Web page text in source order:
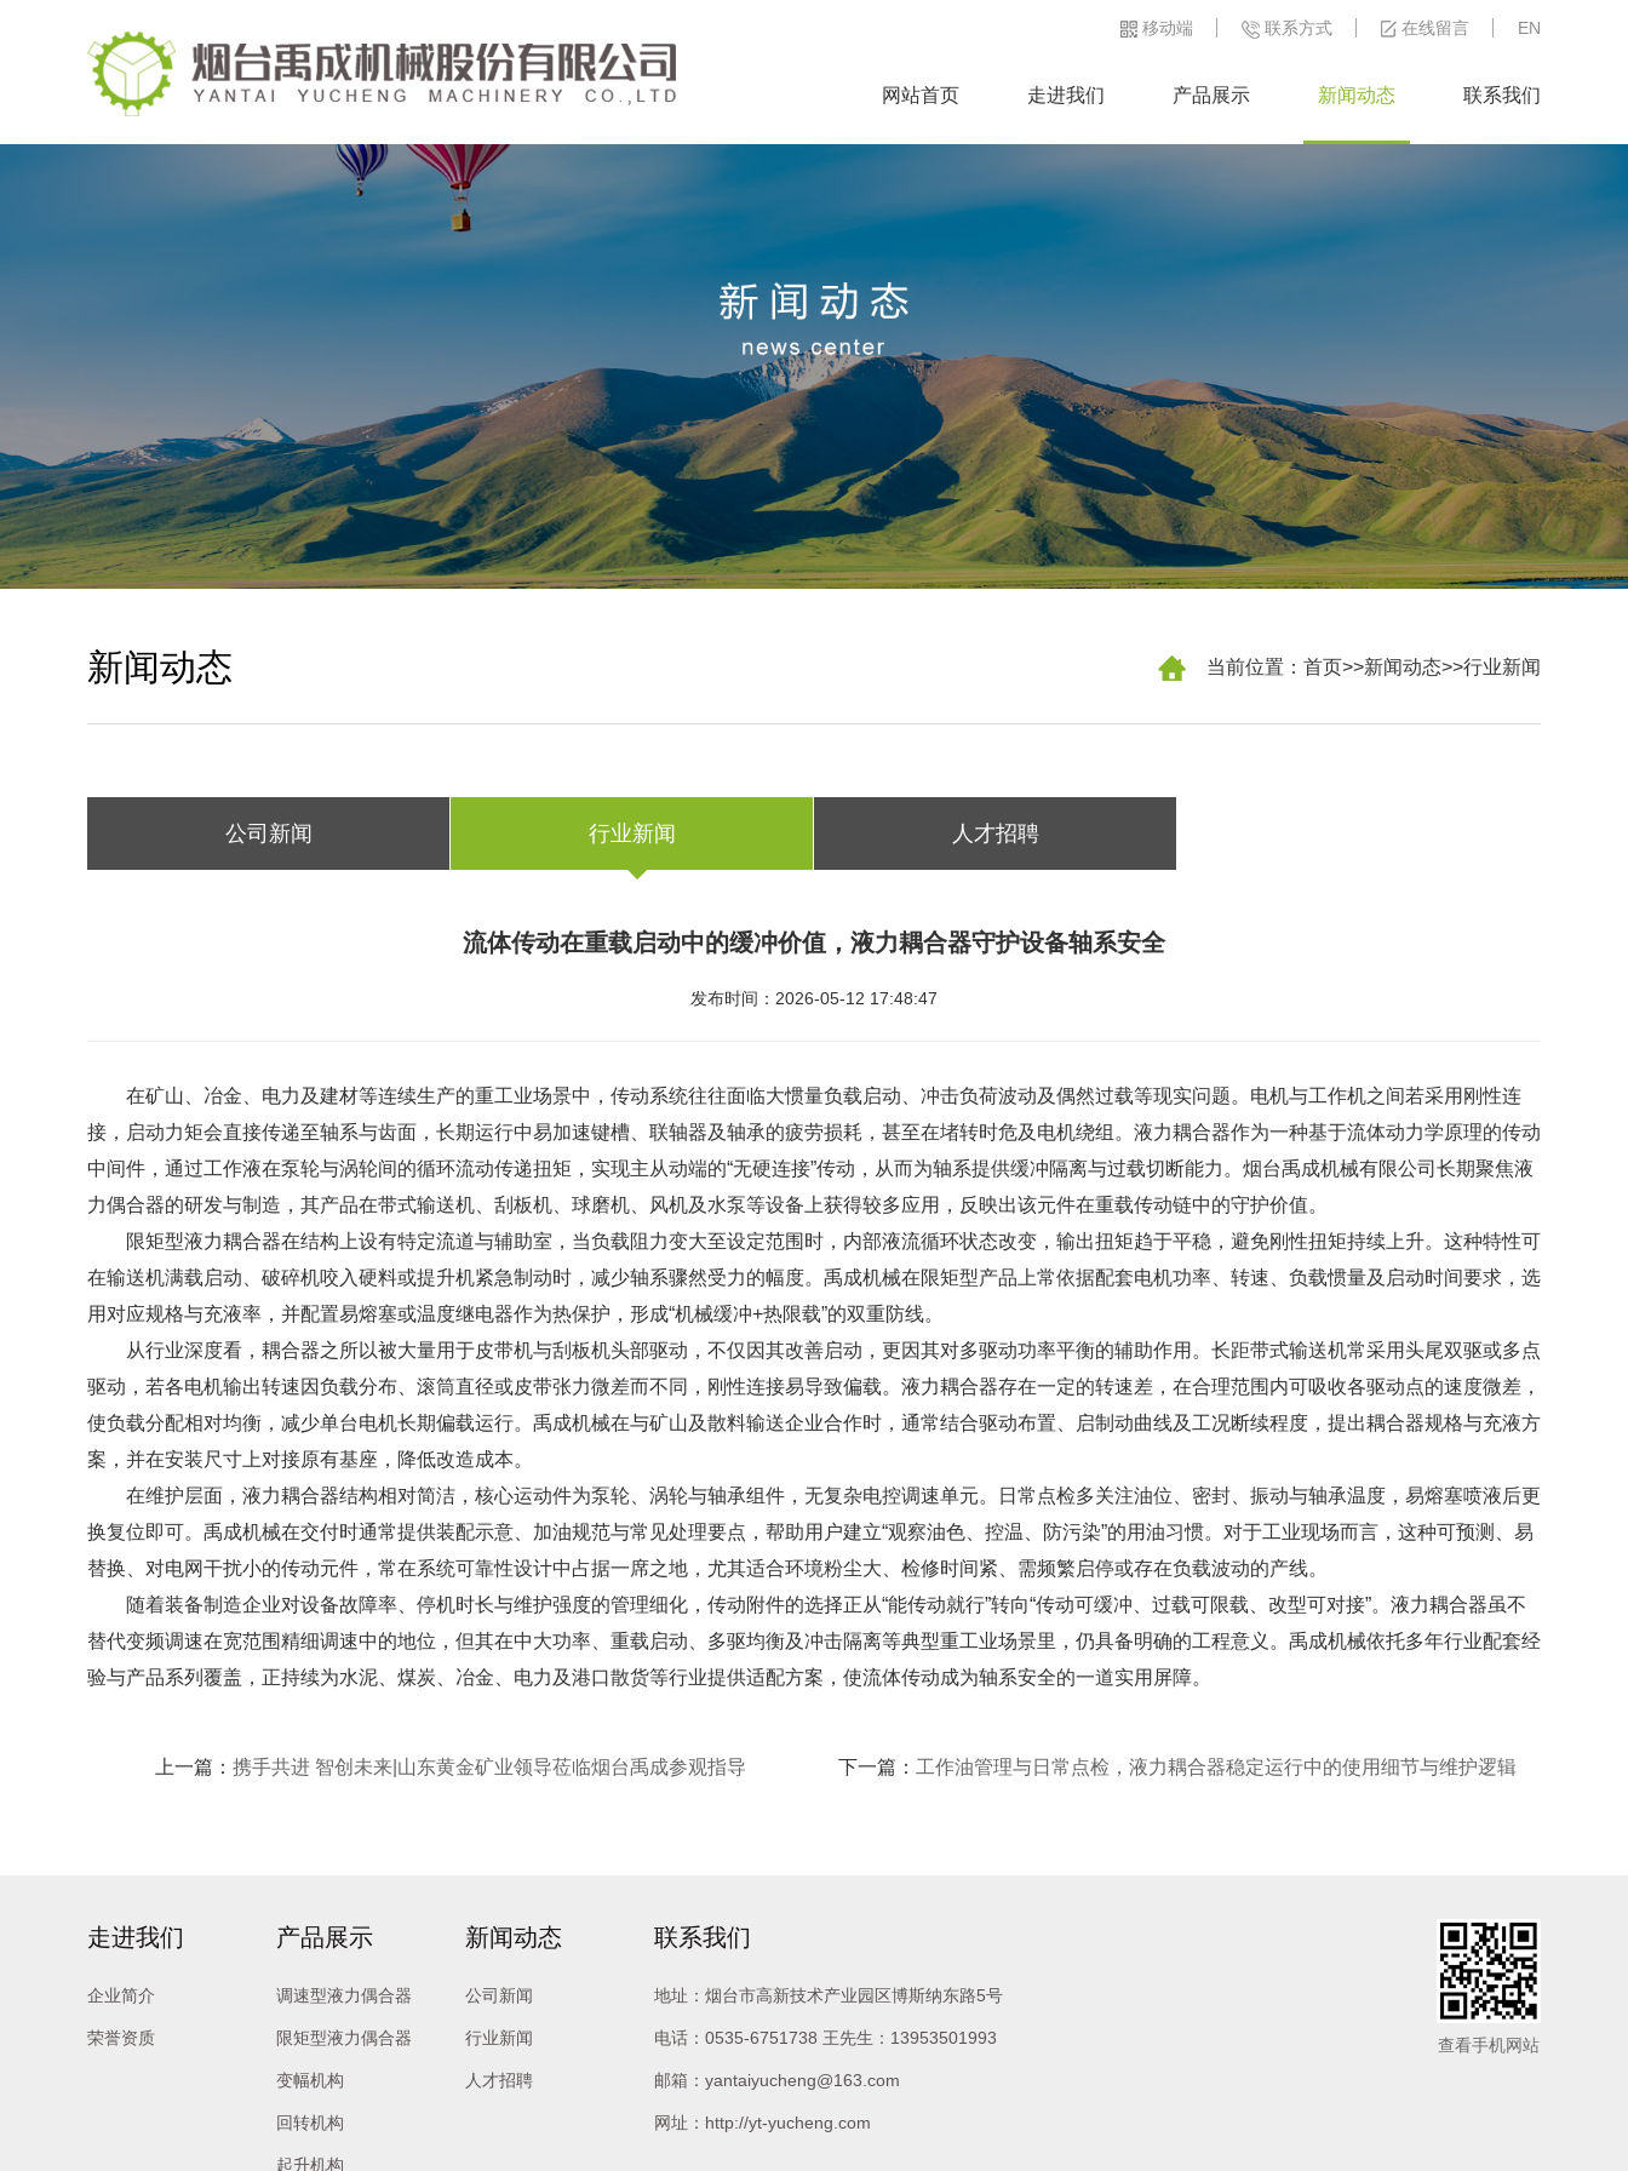
移动端 联系方式 在线留言 EN
网站首页 走进我们 产品展示 新闻动态 联系我们
当前位置： 首页>>新闻动态>>行业新闻
新闻动态
公司新闻 行业新闻 人才招聘
流体传动在重载启动中的缓冲价值，液力耦合器守护设备轴系安全
发布时间：2026-05-12 17:48:47
在矿山、冶金、电力及建材等连续生产的重工业场景中，传动系统往往面临大惯量负载启动、冲击负荷波动及偶然过载等现实问题。电机与工作机之间若采用刚性连
接，启动力矩会直接传递至轴系与齿面，长期运行中易加速键槽、联轴器及轴承的疲劳损耗，甚至在堵转时危及电机绕组。液力耦合器作为一种基于流体动力学原理的传动
中间件，通过工作液在泵轮与涡轮间的循环流动传递扭矩，实现主从动端的“无硬连接”传动，从而为轴系提供缓冲隔离与过载切断能力。烟台禹成机械有限公司长期聚焦液
力偶合器的研发与制造，其产品在带式输送机、刮板机、球磨机、风机及水泵等设备上获得较多应用，反映出该元件在重载传动链中的守护价值。
限矩型液力耦合器在结构上设有特定流道与辅助室，当负载阻力变大至设定范围时，内部液流循环状态改变，输出扭矩趋于平稳，避免刚性扭矩持续上升。这种特性可
在输送机满载启动、破碎机咬入硬料或提升机紧急制动时，减少轴系骤然受力的幅度。禹成机械在限矩型产品上常依据配套电机功率、转速、负载惯量及启动时间要求，选
用对应规格与充液率，并配置易熔塞或温度继电器作为热保护，形成“机械缓冲+热限载”的双重防线。
从行业深度看，耦合器之所以被大量用于皮带机与刮板机头部驱动，不仅因其改善启动，更因其对多驱动功率平衡的辅助作用。长距带式输送机常采用头尾双驱或多点
驱动，若各电机输出转速因负载分布、滚筒直径或皮带张力微差而不同，刚性连接易导致偏载。液力耦合器存在一定的转速差，在合理范围内可吸收各驱动点的速度微差，
使负载分配相对均衡，减少单台电机长期偏载运行。禹成机械在与矿山及散料输送企业合作时，通常结合驱动布置、启制动曲线及工况断续程度，提出耦合器规格与充液方
案，并在安装尺寸上对接原有基座，降低改造成本。
在维护层面，液力耦合器结构相对简洁，核心运动件为泵轮、涡轮与轴承组件，无复杂电控调速单元。日常点检多关注油位、密封、振动与轴承温度，易熔塞喷液后更
换复位即可。禹成机械在交付时通常提供装配示意、加油规范与常见处理要点，帮助用户建立“观察油色、控温、防污染”的用油习惯。对于工业现场而言，这种可预测、易
替换、对电网干扰小的传动元件，常在系统可靠性设计中占据一席之地，尤其适合环境粉尘大、检修时间紧、需频繁启停或存在负载波动的产线。
随着装备制造企业对设备故障率、停机时长与维护强度的管理细化，传动附件的选择正从“能传动就行”转向“传动可缓冲、过载可限载、改型可对接”。液力耦合器虽不
替代变频调速在宽范围精细调速中的地位，但其在中大功率、重载启动、多驱均衡及冲击隔离等典型重工业场景里，仍具备明确的工程意义。禹成机械依托多年行业配套经
验与产品系列覆盖，正持续为水泥、煤炭、冶金、电力及港口散货等行业提供适配方案，使流体传动成为轴系安全的一道实用屏障。
上一篇： 携手共进 智创未来|山东黄金矿业领导莅临烟台禹成参观指导 下一篇： 工作油管理与日常点检，液力耦合器稳定运行中的使用细节与维护逻辑
走进我们
企业简介
荣誉资质
产品展示
调速型液力偶合器
限矩型液力偶合器
变幅机构
回转机构
起升机构
新闻动态
公司新闻
行业新闻
人才招聘
联系我们
地址：烟台市高新技术产业园区博斯纳东路5号
电话： 0535-6751738 王先生： 13953501993
邮箱： yantaiyucheng@163.com
网址：http://yt-yucheng.com
查看手机网站